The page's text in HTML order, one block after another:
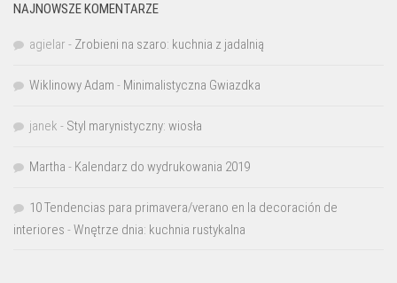
NAJNOWSZE KOMENTARZE
agielar - Zrobieni na szaro: kuchnia z jadalnią
Wiklinowy Adam - Minimalistyczna Gwiazdka
janek - Styl marynistyczny: wiosła
Martha - Kalendarz do wydrukowania 2019
10 Tendencias para primavera/verano en la decoración de
interiores -Wnętrze dnia: kuchnia rustykalna